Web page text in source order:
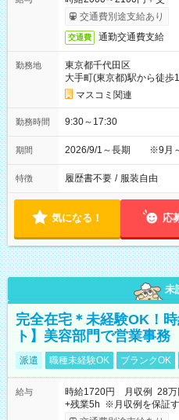
交通費別途支給あり
交通費 通勤交通費支給
勤務地
東京都千代田区
大手町(東京都)駅から徒歩
マスコミ関連
勤務時間 9:30～17:30
期間 2026/9/1～長期 ※9月～
特徴 履歴書不要 / 服装自由
気になる！ 応
未
完全在宅＊未経験OK！
ト】美容部門で営業事務
派遣 職種未経験OK ブランクOK
給与
時給1720円 月収例 28万
+残業5h ※月収例を保証
取りサービス利用可（利用